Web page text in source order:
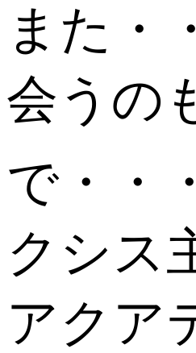
また・
会うの
で・・
クシス
アクア